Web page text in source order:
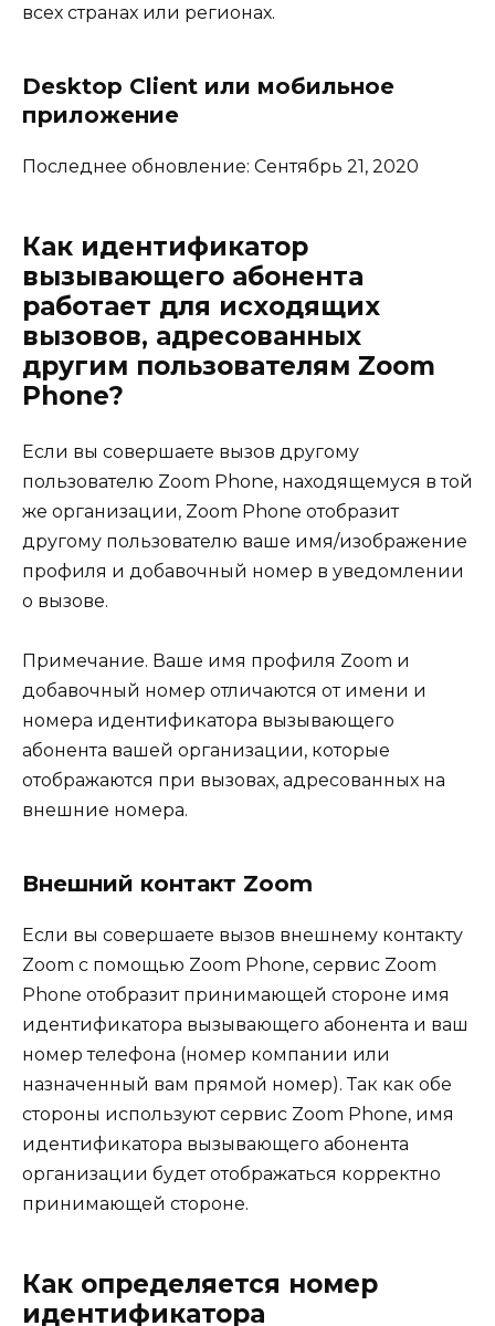
всех странах или регионах.
Desktop Client или мобильное
приложение
Последнее обновление: Сентябрь 21, 2020
Как идентификатор
вызывающего абонента
работает для исходящих
вызовов, адресованных
другим пользователям Zoom
Phone?
Если вы совершаете вызов другому
пользователю Zoom Phone, находящемуся в той
же организации, Zoom Phone отобразит
другому пользователю ваше имя/изображение
профиля и добавочный номер в уведомлении
о вызове.
Примечание. Ваше имя профиля Zoom и
добавочный номер отличаются от имени и
номера идентификатора вызывающего
абонента вашей организации, которые
отображаются при вызовах, адресованных на
внешние номера.
Внешний контакт Zoom
Если вы совершаете вызов внешнему контакту
Zoom с помощью Zoom Phone, сервис Zoom
Phone отобразит принимающей стороне имя
идентификатора вызывающего абонента и ваш
номер телефона (номер компании или
назначенный вам прямой номер). Так как обе
стороны используют сервис Zoom Phone, имя
идентификатора вызывающего абонента
организации будет отображаться корректно
принимающей стороне.
Как определяется номер
идентификатора